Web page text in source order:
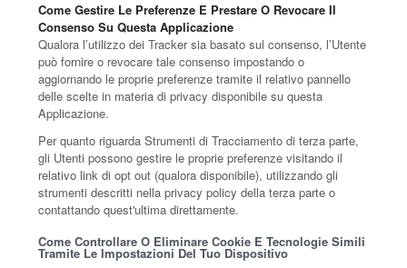
Come Gestire Le Preferenze E Prestare O Revocare Il
Consenso Su Questa Applicazione
Qualora l’utilizzo dei Tracker sia basato sul consenso, l’Utente
può fornire o revocare tale consenso impostando o
aggiornando le proprie preferenze tramite il relativo pannello
delle scelte in materia di privacy disponibile su questa
Applicazione.
Per quanto riguarda Strumenti di Tracciamento di terza parte,
gli Utenti possono gestire le proprie preferenze visitando il
relativo link di opt out (qualora disponibile), utilizzando gli
strumenti descritti nella privacy policy della terza parte o
contattando quest'ultima direttamente.
Come Controllare O Eliminare Cookie E Tecnologie Simili
Tramite Le Impostazioni Del Tuo Dispositivo